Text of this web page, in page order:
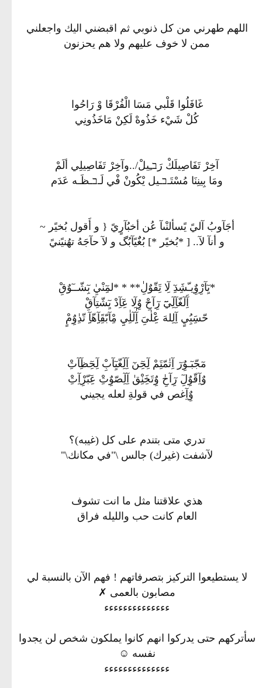
اللهم طهرني من كل ذنوبي ثم اقبضني اليك واجعلني
ممن لا خوف عليهم ولا هم يحزنون
غَافَلُوا قَلْبي مَسَا الْفُرْقَا وْ رَاحُوا
كُلْ شَيْء خَذُوهْ لَكِنْ مَاخَذُونِي
آخِرْ تَفَاصِيلَكْ رَבـِيلْ/..وآخِرْ تَفَاصِيلِي ألَمْ
ومَا بِينِنَا مُسْتَـבـيل يْكُونْ فْي لَـבـظَـه عَدَم
أجَآوبُ آليً يًسألنْىآ عُن أخبُآرٍيً { و أَقول بُخيًر ~
و أنآ لآ.. [ *بُخيًر *] بُغٌَيًآبُگ و لآ حآجَهُ تهُنيًنيً
*يِٓآرِْوٌِيـّشَِدِٓ لِٓا تَِقّوٌلِٰ** * *لمِٓنْيِٰ بِٓشّــٓوٌقِْ
آَِلٓغّآِلِٓيَٓٓ رِٓآحِْ وٌِلِٓا عِٓآِدْ يِٓشّتِآقِْ
حّسَِبُِيٍ آِلِلهَ عِْلٰىَِ آِِٰلٓلِٰيِِ مِْآبّقَِآِِهّآِِ تّدِٰوٌِمٍْ
مٓجّبٓـوٌِرٓ آِتٰمّتَِمْ لِٓحِٓنٓ آِلِٓغّيِٓآبِْ لِٓحِٓظِٓآتِْ
وٌآِقّوٌِلِٓ رِٓآحِٰ وٌِتَخَِنِْقٰ آِلِٓصّوٌِتِْ عِٓبّرِْآِتِْ
وٌِآِغص في قولةِ لعله يجيني
تدري متى بتندم على كل (غيبه)؟
لآشفت (غيرك) جالس \"في مكانك\"
هذي علاقتنا مثل ما انت تشوف
العام كانت حب والليله فراق
لا يستطيعوا التركيز بتصرفاتهم ! فهم الآن بالنسبة لي
مصابون بالعمى ✗
ءءءءءءءءءءءءءء
سأتركهم حتى يدركوا انهم كانوا يملكون شخص لن يجدوا
نفسه ☺
ءءءءءءءءءءءءءء